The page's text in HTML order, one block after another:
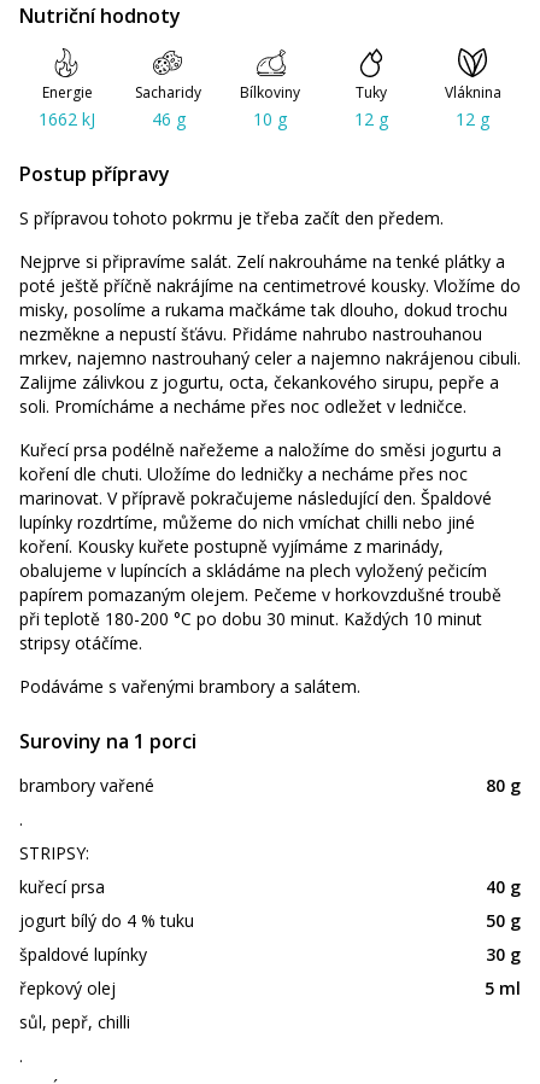
Nutriční hodnoty
Energie
1662 kJ
Sacharidy
46 g
Bílkoviny
10 g
Tuky
12 g
Vláknina
12 g
Postup přípravy
S přípravou tohoto pokrmu je třeba začít den předem.
Nejprve si připravíme salát. Zelí nakrouháme na tenké plátky a
poté ještě příčně nakrájíme na centimetrové kousky. Vložíme do
misky, posolíme a rukama mačkáme tak dlouho, dokud trochu
nezměkne a nepustí šťávu. Přidáme nahrubo nastrouhanou
mrkev, najemno nastrouhaný celer a najemno nakrájenou cibuli.
Zalijme zálivkou z jogurtu, octa, čekankového sirupu, pepře a
soli. Promícháme a necháme přes noc odležet v ledničce.
Kuřecí prsa podélně nařežeme a naložíme do směsi jogurtu a
koření dle chuti. Uložíme do ledničky a necháme přes noc
marinovat. V přípravě pokračujeme následující den. Špaldové
lupínky rozdrtíme, můžeme do nich vmíchat chilli nebo jiné
koření. Kousky kuřete postupně vyjímáme z marinády,
obalujeme v lupíncích a skládáme na plech vyložený pečicím
papírem pomazaným olejem. Pečeme v horkovzdušné troubě
při teplotě 180-200 °C po dobu 30 minut. Každých 10 minut
stripsy otáčíme.
Podáváme s vařenými brambory a salátem.
Suroviny na 1 porci
brambory vařené
80 g
.
STRIPSY:
kuřecí prsa
40 g
jogurt bílý do 4 % tuku
50 g
špaldové lupínky
30 g
řepkový olej
5 ml
sůl, pepř, chilli
.